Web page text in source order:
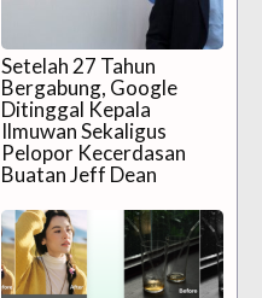
Setelah 27 Tahun
Bergabung, Google
Ditinggal Kepala
Ilmuwan Sekaligus
Pelopor Kecerdasan
Buatan Jeff Dean